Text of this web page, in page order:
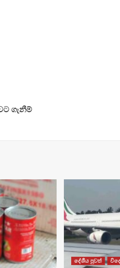
ගැනීම්
දේශීය පුවත්